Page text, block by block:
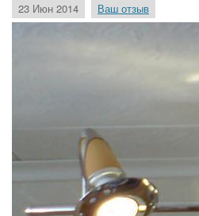
23 Июн 2014 Ваш отзыв